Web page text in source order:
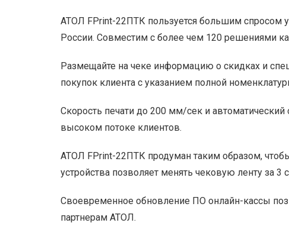
АТОЛ FPrint-22ПТК пользуется большим спросом
России. Совместим с более чем 120 решениями
Размещайте на чеке информацию о скидках и
покупок клиента с указанием полной
Скорость печати до 200 мм/сек и
высоком потоке клиентов.
АТОЛ FPrint-22ПТК продуман таким образом,
устройства позволяет менять чековую ленту за
Своевременное обновление ПО онлайн-кассы
партнерам АТОЛ.